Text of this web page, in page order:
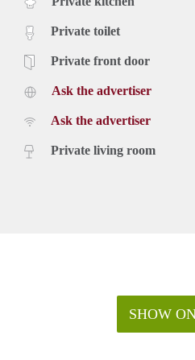
belastingen. Inclusief vloer
Voor meer informatie en
ons opnemen of uzelf inschrijven
Stadhouderslaan 1
3583 JA Utrecht
T: 0031(0)30-26 26 505
Private toilet
Private front door
Ask the advertiser
Ask the advertiser
Private living room
SHOW